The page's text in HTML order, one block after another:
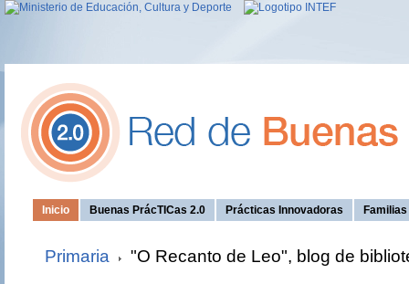
Inicio Buenas PrácTICas 2.0 Prácticas Innovadoras
Primaria "O Recanto de Leo", blog de